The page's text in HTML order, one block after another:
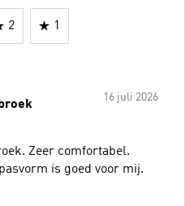
2 1
16 juli 2026
Zeer comfortabel.
is goed voor mij.